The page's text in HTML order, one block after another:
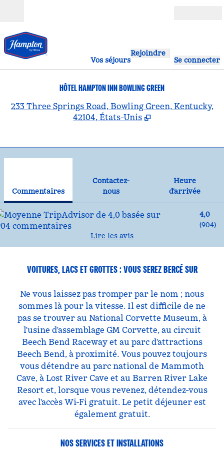
Vos séjours
Rejoindre
Se connecter
HÔTEL HAMPTON INN BOWLING GREEN
233 Three Springs Road, Bowling Green, Kentucky,
42104, États-Unis
Commentaires
Contactez-
nous
Contactez-nous
Heure
d'arrivée
4,0
(904)
Lire les avis
VOITURES, LACS ET GROTTES : VOUS SEREZ BERCÉ SUR
Ne vous laissez pas tromper par le nom ; nous
sommes là pour la vitesse. Il est difficile de ne
pas se trouver au National Corvette Museum, à
l'usine d'assemblage GM Corvette, au circuit
Beech Bend Raceway et au parc d'attractions
Beech Bend, à proximité. Vous pouvez toujours
vous détendre au parc national de Mammoth
Cave, à Lost River Cave et au Barren River Lake
Resort et, lorsque vous revenez, détendez-vous
avec l'accès Wi-Fi gratuit. Le petit déjeuner est
également gratuit.
NOS SERVICES ET INSTALLATIONS